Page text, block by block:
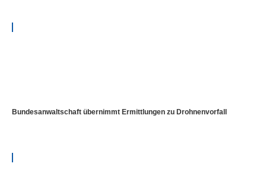
Bundesanwaltschaft übernimmt Ermittlungen zu Drohnenvorfall